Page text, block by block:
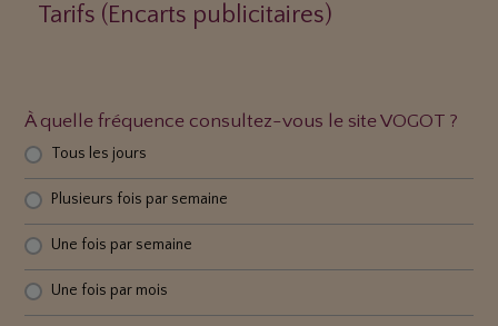
Tarifs (Encarts publicitaires)
À quelle fréquence consultez-vous le site VOGOT ?
Tous les jours
Plusieurs fois par semaine
Une fois par semaine
Une fois par mois